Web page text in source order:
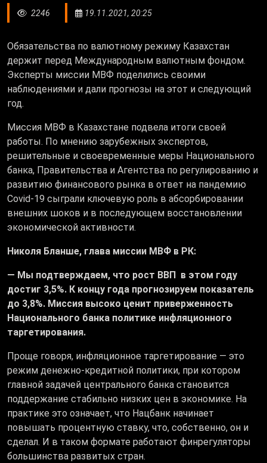
2246 19.11.2021, 20:25
Обязательства по валютному режиму Казахстан
держит перед Международным валютным фондом.
Эксперты миссии МВФ поделились своими
наблюдениями и дали прогнозы на этот и следующий
год.
Миссия МВФ в Казахстане подвела итоги своей
работы. По мнению зарубежных экспертов,
решительные и своевременные меры Национального
банка, Правительства и Агентства по регулированию и
развитию финансового рынка в ответ на пандемию
Covid-19 сыграли ключевую роль в абсорбировании
внешних шоков и в последующем восстановлении
экономической активности.
Николя Бланше, глава миссии МВФ в РК:
— Мы подтверждаем, что рост ВВП в этом году
достиг 3,5%. К концу года прогнозируем показатель
до 3,8%. Миссия высоко ценит приверженность
Национального банка политике инфляционного
таргетирования.
Проще говоря, инфляционное таргетирование — это
режим денежно-кредитной политики, при котором
главной задачей центрального банка становится
поддержание стабильно низких цен в экономике. На
практике это означает, что Нацбанк начинает
повышать процентную ставку, что, собственно, он и
сделал. И в таком формате работают финрегуляторы
большинства развитых стран.